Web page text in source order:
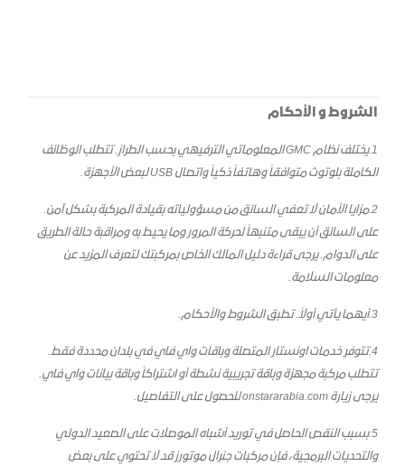
الشروط و الأحكام
1.
يختلف نظام GMC المعلوماتي الترفيهي بحسب الطراز. تتطلب الوظائف
الكاملة بلوتوث متوافقاً وهاتفاً ذكياً واتصال USB لبعض الأجهزة.
2.مزايا الأمان لا تعفي السائق من مسؤولياته بقيادة المركبة بشكل آمن.
على السائق أن يبقى متنبهاً لحركة المرور وما يحيط به ومراقبة حالة الطريق
على الدوام. يرجى قراءة دليل المالك الخاص بمركبتك لتعرف المزيد عن
معلومات السلامة.
3.أيهما يأتي أولاً. تطبق الشروط والأحكام.
4.تتوفر خدمات اونستار المتصلة وباقات واي فاي في بلدان محددة فقط.
تتطلب مركبة مجهزة وباقة تجريبية نشطة أو اشتراكاً وباقة بيانات واي فاي.
يرجى زيارة onstararabia.com للحصول على التفاصيل.
5.بسبب النقص الحاصل في توريد أشباه الموصلات على الصعيد الدولي
والتحديات البرمجية، فإن مركبات جنرال موتورز قد لا تحتوي على بعض